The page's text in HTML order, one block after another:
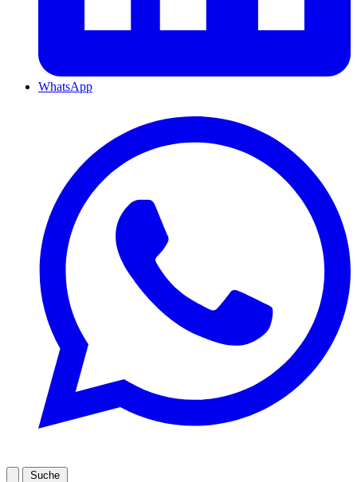
WhatsApp
Suche